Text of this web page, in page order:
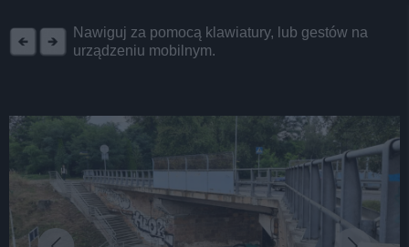
Nawiguj za pomocą klawiatury, lub gestów na
urządzeniu mobilnym.